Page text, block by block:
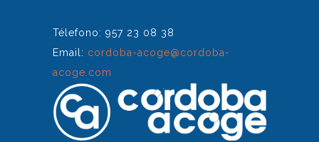
Télefono: 957 23 08 38
Email: cordoba-acoge@cordoba-
acoge.com